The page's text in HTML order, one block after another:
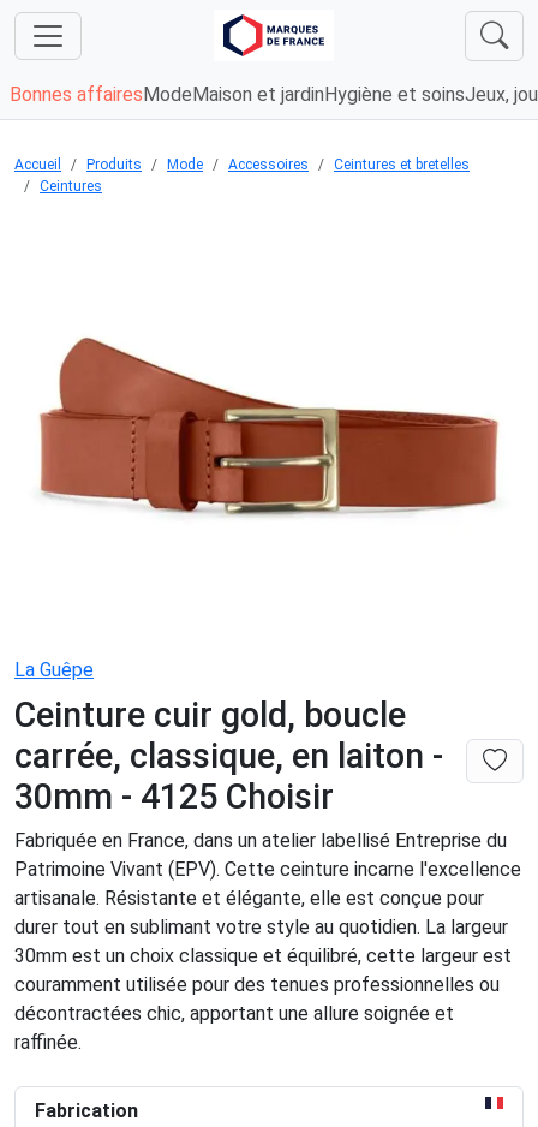
Bonnes affaires Mode Maison et jardin Hygiène et soinsJeux,
Accueil Produits Mode Accessoires
Ceintures et bretelles
Ceintures
La Guêpe
Ceinture cuir gold, boucle
carrée, classique, en laiton -
30mm - 4125 Choisir
Fabriquée en France, dans un atelier labellisé Entreprise du
Patrimoine Vivant (EPV). Cette ceinture incarne l'excellence
artisanale. Résistante et élégante, elle est conçue pour
durer tout en sublimant votre style au quotidien. La largeur
30mm est un choix classique et équilibré, cette largeur est
couramment utilisée pour des tenues professionnelles ou
décontractées chic, apportant une allure soignée et
raffinée.
Fabrication